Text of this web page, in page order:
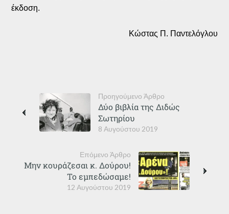
έκδοση.
Κώστας Π. Παντελόγλου
Προηγούμενο Άρθρο
8 Αυγούστου 2019
Δύο βιβλία της Διδώς
Σωτηρίου
Επόμενο Άρθρο
12 Αυγούστου 2019
Μην κουράζεσαι κ. Δούρου!
Το εμπεδώσαμε!